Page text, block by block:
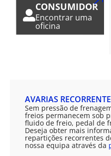
CONSUMIDOR
Encontrar uma
oficina
AVARIAS
Sem pressão de
freios permanecem sob
fluido de freio, pedal de
Deseja obter mais
repartições recorrentes
nossa equipa através da